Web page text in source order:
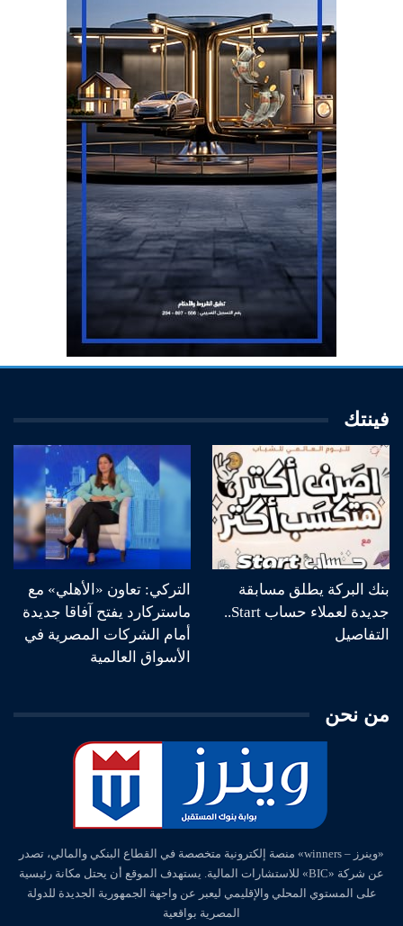
فينتك
بنك البركة يطلق مسابقة
جديدة لعملاء حساب Start..
التفاصيل
التركي: تعاون «الأهلي» مع
ماستركارد يفتح آفاقا جديدة
أمام الشركات المصرية في
الأسواق العالمية
من نحن
«وينرز – winners» منصة إلكترونية متخصصة في القطاع البنكي والمالي، تصدر
عن شركة «BIC» للاستشارات المالية. يستهدف الموقع أن يحتل مكانة رئيسية
على المستوي المحلي والإقليمي ليعبر عن واجهة الجمهورية الجديدة للدولة
المصرية بواقعية